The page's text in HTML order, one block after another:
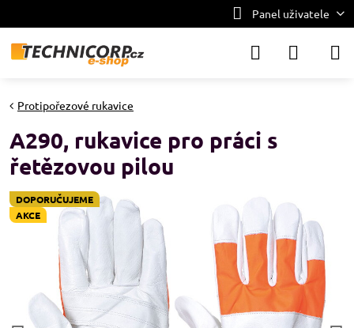
Panel uživatele
DOPORUČUJEME
AKCE
Protipořezové rukavice
A290, rukavice pro práci s
řetězovou pilou